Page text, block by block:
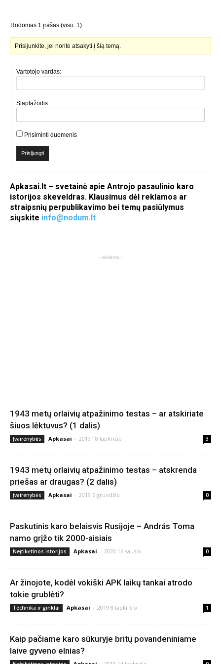
Rodomas 1 įrašas (viso: 1)
Prisijunkite, jei norite atsakyti į šią temą.
Vartotojo vardas:
Slaptažodis:
Prisiminti duomenis
Prisijungti
Apkasai.lt – svetainė apie Antrojo pasaulinio karo
istorijos skeveldras. Klausimus dėl reklamos ar
straipsnių perpublikavimo bei temų pasiūlymus
siųskite info@nodum.lt
- reklama -
1943 metų orlaivių atpažinimo testas – ar atskiriate
šiuos lėktuvus? (1 dalis)
Įvairenybės Apkasai - 2019 18 lapkričio 3
1943 metų orlaivių atpažinimo testas – atskrenda
priešas ar draugas? (2 dalis)
Įvairenybės Apkasai - 2019 6 gruodžio 0
Paskutinis karo belaisvis Rusijoje – András Toma
namo grįžo tik 2000-aisiais
Neįtikėtinos istorijos Apkasai - 2020 16 sausio 0
Ar žinojote, kodėl vokiški APK laikų tankai atrodo
tokie grublėti?
Technika ir ginklai Apkasai - 2019 8 lapkričio 1
Kaip pačiame karo sūkuryje britų povandeniniame
laive gyveno elnias?